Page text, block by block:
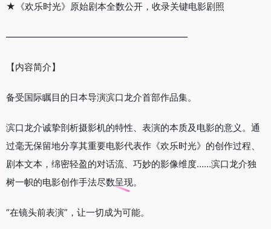
★《欢乐时光》原始剧本全数公开，收录关键电影剧照
————————————————————
【内容简介】
备受国际瞩目的日本导演滨口龙介首部作品集。
滨口龙介诚挚剖析摄影机的特性、表演的本质及电影的意义。通
过毫无保留地分享其重要电影代表作《欢乐时光》的创作过程、
剧本文本，绵密轻盈的对话流、巧妙的影像维度……滨口龙介独
树一帜的电影创作手法尽数呈现。
“在镜头前表演”，让一切成为可能。